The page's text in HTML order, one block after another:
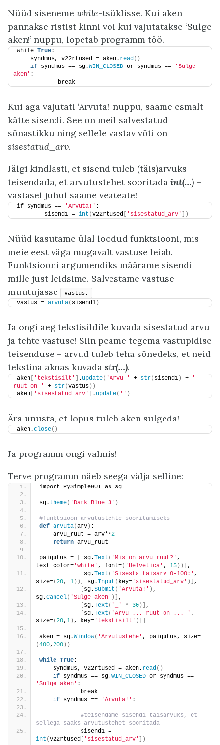
Nüüd siseneme while-tsüklisse. Kui aken
pannakse ristist kinni või kui vajutatakse ‘Sulge
aken!’ nuppu, lõpetab programm töö.
while True:
    syndmus, v22rtused = aken.
read()
if syndmus == sg.WIN_CLOSED or syndmus ==
'Sulge
aken' :
            break
Kui aga vajutati ‘Arvuta!’ nuppu, saame esmalt
kätte sisendi. See on meil salvestatud
sõnastikku ning sellele vastav võti on
sisestatud_arv.
Jälgi kindlasti, et sisend tuleb (täis)arvuks
teisendada, et arvutustehet sooritada int(…) –
vastasel juhul saame veateate!
if syndmus == 'Arvuta!' :
        sisend1 =
int (v22rtused 'sisestatud_arv' ])
Nüüd kasutame ülal loodud funktsiooni, mis
meie eest väga mugavalt vastuse leiab.
Funktsiooni argumendiks määrame sisendi,
mille just leidsime. Salvestame vastuse
muutujasse
vastus.
vastus = arvuta( sisend1 )
Ja ongi aeg tekstisildile kuvada sisestatud arvu
ja tehte vastuse! Siin peame tegema vastupidise
teisenduse – arvud tuleb teha sõnedeks, et neid
tekstina aknas kuvada str(…).
aken 'tekstisilt' . update( 'Arvu ' + str( sisend1 ) +
'
ruut on '
+ str(vastus ))
aken
'sisestatud_arv' . update( '' )
Ära unusta, et lõpus tuleb aken sulgeda!
aken.close()
Ja programm ongi valmis!
Terve programm näeb seega välja selline:
import PySimpleGUI as sg
sg. theme( 'Dark Blue 3' )
#funktsioon arvutustehte sooritamiseks
def arvuta(arv ) :
    arvu_ruut = arv**
2
return arvu_ruut
paigutus = sg.Text ( 'Mis on arvu ruut?' ,
text_color= 'white' , font=( 'Helvetica' , 15 ))] ,
sg.Text ( 'Sisesta täisarv 0-100:' ,
size=(20, 1 )) , sg. Input ( key= 'sisestatud_arv' )] ,
sg.Submit ( 'Arvuta!' ) ,
sg.Cancel( 'Sulge aken' )] ,
sg.Text ( '_' * 30 )] ,
sg.Text ( 'Arvu ... ruut on ... ' ,
size=(20, 1 ) , key= 'tekstisilt' )]]
aken = sg.Window( 'Arvutustehe' , paigutus, size=
(400, 200 ))
while True:
    syndmus, v22rtused = aken.
read()
if syndmus == sg.WIN_CLOSED
'Sulge aken' :
            break
if syndmus == 'Arvuta!' :
#teisendame sisendi täisarvuks, et
sellega saaks arvutustehet sooritada
int (v22rtused 'sisestatud_arv' ])